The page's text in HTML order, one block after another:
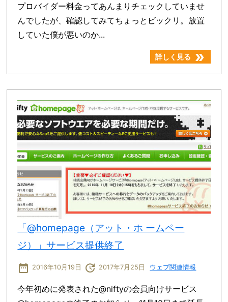
プロバイダー料金ってあんまりチェックしていませ
んでしたが、確認してみてちょっとビックリ。放置
していた僕が悪いのか...
詳しく見る double_arrow
「@homepage（アット・ホ ームペー
ジ）」サービス提供終了
date_range 2016年10月19日 update 2017年7月25日 ウェブ関連情報
今年初めに発表された@niftyの会員向けサービス